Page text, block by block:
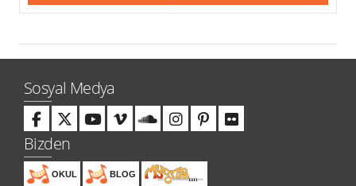
Sosyal Medya
Bizden
OKUL BLOG